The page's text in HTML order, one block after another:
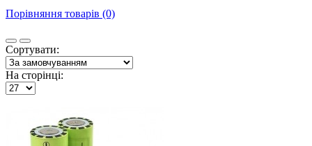
Порівняння товарів (0)
Сортувати:
На сторінці: